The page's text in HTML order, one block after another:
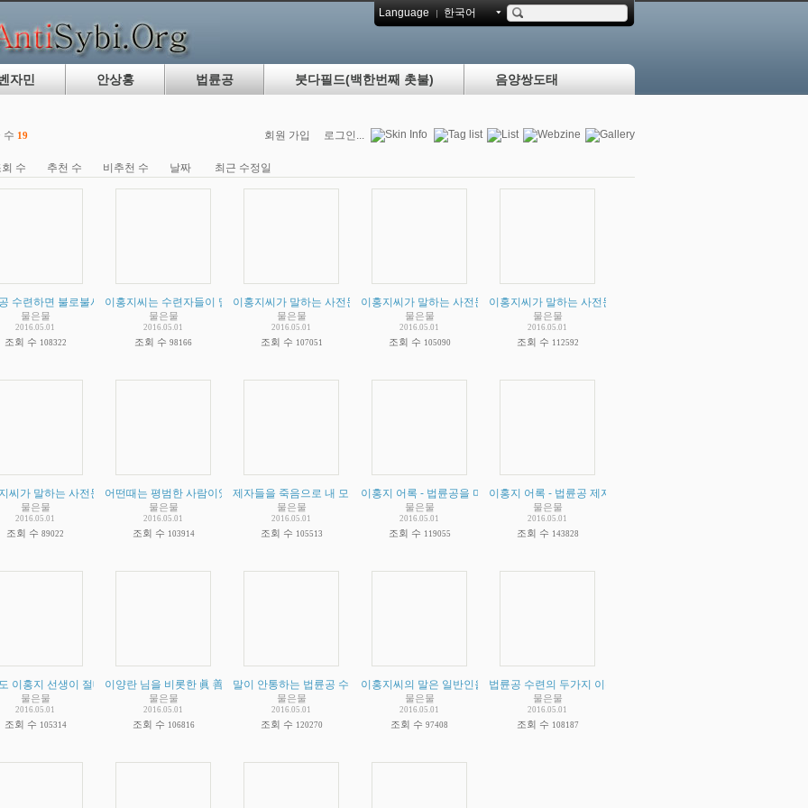
Language 한국어
자민 안상홍 법륜공 붓다필드(백한번째 촛불) 음양쌍도태
수 19 회원 가입 로그인...
회 수 추천 수 비추천 수 날짜 최근 수정일
수련하면 불로불사 한다는 주장입니다. 수련자 중에 신진대사가 늦어지거나 멈춘사람 있습니까? ( 4
물은물
2016.05.01
조회 수 108322
이홍지씨는 수련자들이 말하는 데로 단순한 스승인가? 아니면 절대자라고 주장 하고 있는가? 법륜병자들은 이홍지가 단순한 스승이라고 거짓말을
물은물
2016.05.01
조회 수 98166
이홍지씨가 말하는 사전문화 증거 비판 - 양복같은 옷 입은 사전문화의 주인공 굴속의 원시인
물은물
2016.05.01
조회 수 107051
이홍지씨가 말하는 사전문화 증거 비판 - 20억년전 사전문화의 증거라고 주장하는 가봉 공
물은물
2016.05.01
조회 수 105090
이홍지씨가 말하는 사전문화 증거 비판 - 인도의 녹슬지 않는 신기
물은물
2016.05.01
조회 수 112592
씨가 말하는 사전문화 증거 비판 - 그외 이홍지씨가 주장하는 증거라는 것들 (점점더 심해 집니다) 정상인이 아닙니다. 무슨 근거 비스무리한것이 될만한 자료나 확보하
물은물
2016.05.01
조회 수 89022
어떤때는 평범한 사람이었다가 어떤때는 절대자인 이홍지의 일관성 없는 주장 (
물은물
2016.05.01
조회 수 103914
제자들을 죽음으로 내 모는 이홍지 - 공산당을 욕할게 아니라 이홍지 집단을 때려잡는 공산당을 칭찬해야 합니다.
물은물
2016.05.01
조회 수 105513
이홍지 어록 - 법륜공을 미신이라 부르는 과학자들에 대해서 한 말입니다.
물은물
2016.05.01
조회 수 119055
이홍지 어록 - 법륜공 제자가 되면 죽음도 후회하지 않는다는 이홍
물은물
2016.05.01
조회 수 143828
이홍지 선생이 절대자라고 한사람이 없다는 주장에 대해 (2)
물은물
2016.05.01
조회 수 105314
이양란 님을 비롯한 眞 善 忍 을 닦는다는 법륜공 수련자들께. (2 )
물은물
2016.05.01
조회 수 106816
말이 안통하는 법륜공 수련자들을 위한 요점정리 (2 )
물은물
2016.05.01
조회 수 120270
이홍지씨의 말은 일반인을 위한 말과 수련자를 위한 말이 따로 있다는 님의 개인적인 인식에
물은물
2016.05.01
조회 수 97408
법륜공 수련의 두가지 이슈
물은물
2016.05.01
조회 수 108187